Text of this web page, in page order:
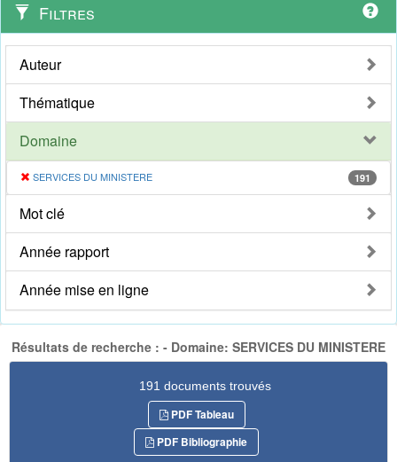
Filtres
Auteur
Thématique
Domaine
SERVICES DU MINISTERE 191
Mot clé
Année rapport
Année mise en ligne
Résultats de recherche : - Domaine: SERVICES DU MINISTERE
191 documents trouvés
PDF Tableau
PDF Bibliographie